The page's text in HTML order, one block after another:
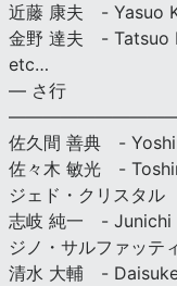
近藤 康夫 - Yasuo
金野 達夫 - Tatsuo
etc…
— さ行
佐久間 善典 -
佐々木 敏光 -
ジェド・クリスタ
志岐 純一 - Junichi
ジノ・サルファッ
清水 大輔 -